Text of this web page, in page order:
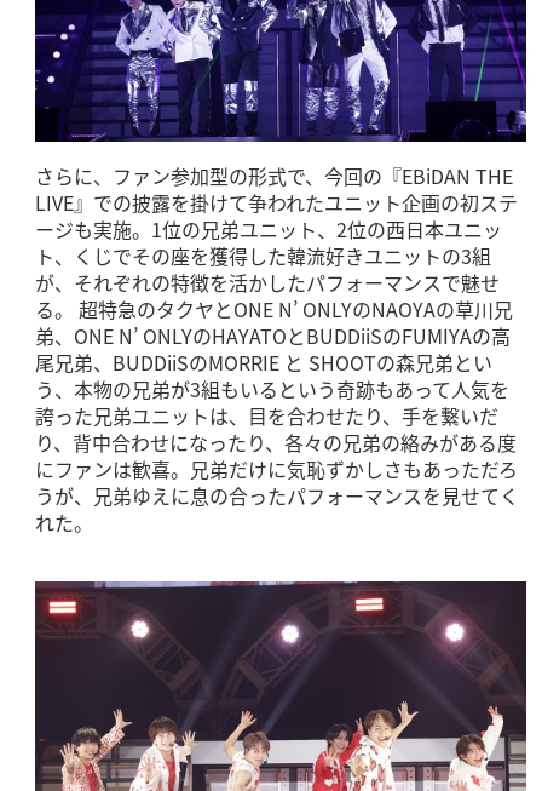
さらに、ファン参加型の形式で、今回の『EBiDAN THE
LIVE』での披露を掛けて争われたユニット企画の初ステ
ージも実施。1位の兄弟ユニット、2位の西日本ユニッ
ト、くじでその座を獲得した韓流好きユニットの3組
が、それぞれの特徴を活かしたパフォーマンスで魅せ
る。 超特急のタクヤとONE N’ ONLYのNAOYAの草川兄
弟、ONE N’ ONLYのHAYATOとBUDDiiSのFUMIYAの高
尾兄弟、BUDDiiSのMORRIE と SHOOTの森兄弟とい
う、本物の兄弟が3組もいるという奇跡もあって人気を
誇った兄弟ユニットは、目を合わせたり、手を繋いだ
り、背中合わせになったり、各々の兄弟の絡みがある度
にファンは歓喜。兄弟だけに気恥ずかしさもあっただろ
うが、兄弟ゆえに息の合ったパフォーマンスを見せてく
れた。